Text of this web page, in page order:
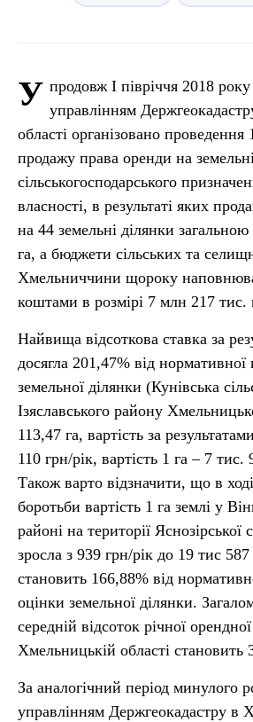
У продовж І півріччя 2018
управлінням
області організовано проведення
продажу права оренди на
сільськогосподарського
власності, в результаті яких
на 44 земельні ділянки
га, а бюджети сільських та
Хмельниччини щороку
коштами в розмірі 7 млн 217 тис.
Найвища відсоткова ставка за
досягла 201,47% від нормативної
земельної ділянки (Кунівська
Ізяславського району
113,47 га, вартість за
110 грн/рік, вартість 1 га – 7 тис.
Також варто відзначити, що в
боротьби вартість 1 га землі у
районі на території Яснозірської
зросла з 939 грн/рік до 19 тис
становить 166,88% від
оцінки земельної ділянки.
середній відсоток річної
Хмельницькій області становить
За аналогічний період минулого
управлінням Держгеокадастру в